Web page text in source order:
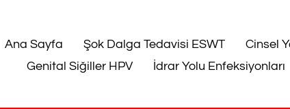
Ana Sayfa Şok Dalga Tedavisi ESWT
Cinsel
Genital Siğiller HPV
İdrar Yolu Enfeksiyonları